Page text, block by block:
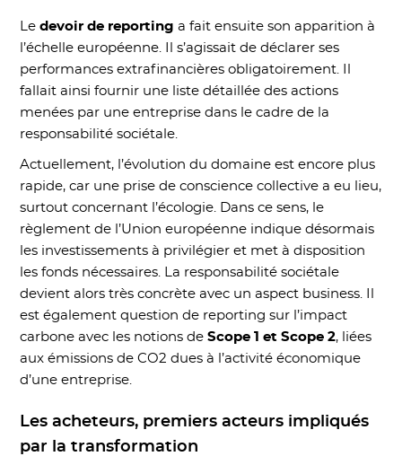
Ledevoir de reporting a fait ensuite son apparition à
l’échelle européenne. Il s’agissait de déclarer ses
performances extrafinancières obligatoirement. Il
fallait ainsi fournir une liste détaillée des actions
menées par une entreprise dans le cadre de la
responsabilité sociétale.
Actuellement, l’évolution du domaine est encore plus
rapide, car une prise de conscience collective a eu lieu,
surtout concernant l’écologie. Dans ce sens, le
règlement de l’Union européenne indique désormais
les investissements à privilégier et met à disposition
les fonds nécessaires. La responsabilité sociétale
devient alors très concrète avec un aspect business. Il
est également question de reporting sur l’impact
carbone avec les notions deScope 1 et Scope 2, liées
aux émissions de CO2 dues à l’activité économique
d’une entreprise.
Les acheteurs, premiers acteurs impliqués
par la transformation